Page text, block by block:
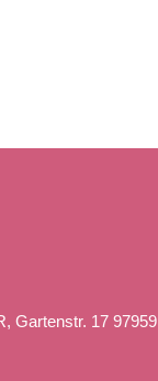
Gartenstr. 17